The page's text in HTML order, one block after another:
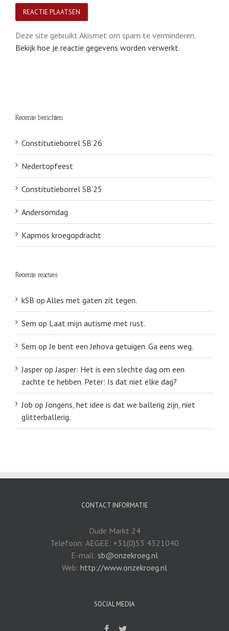
Deze site gebruikt Akismet om spam te verminderen.
Bekijk hoe je reactie gegevens worden verwerkt.
Recente berichten
Constitutieborrel SB’26
Nedertopfeest
Constitutieborrel SB’25
Andersomdag
Kapmos kroegopdracht
Recente reacties
kSB op Alles met gaten zit tegen.
Sem op Laat mijn autisme met rust.
Sem opJe bent een Jehova getuigen. Ga eens weg.
Jasper opJasper: Het is een slechte dag om een
zachte te hebben. Peter: Is dat niet elke dag?
Job opJongens, het idee is dat we ballerig zijn, niet
glitterballerig.
CONTACT INFORMATIE
Oude Markt 24
Telefoon: AEGEE: +31(0)53 4321040
E-mail: sb@onzekroeg.nl
Web: http://www.onzekroeg.nl
SOCIAL MEDIA